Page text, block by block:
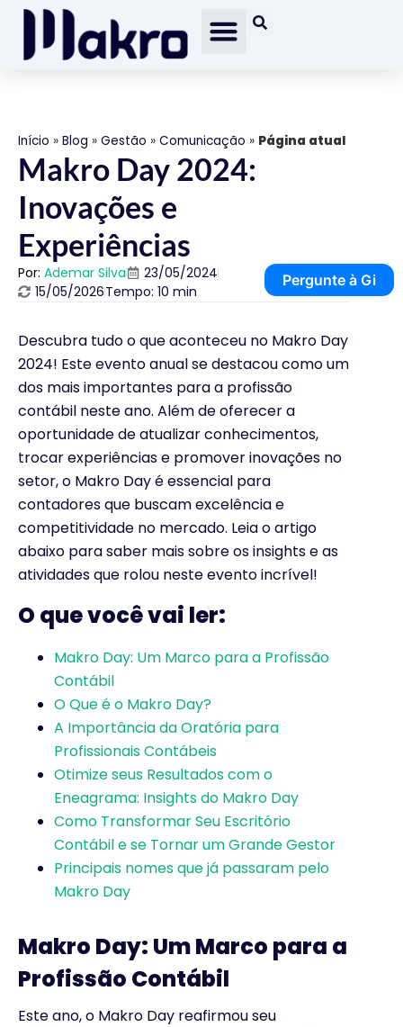
Início » Blog » Gestão » Comunicação » Página atual
Makro Day 2024:
Inovações e
Experiências
Por: Ademar Silva
23/05/2024
15/05/2026Tempo: 10 min
Pergunte à Gi
Descubra tudo o que aconteceu no Makro Day
2024! Este evento anual se destacou como um
dos mais importantes para a profissão
contábil neste ano. Além de oferecer a
oportunidade de atualizar conhecimentos,
trocar experiências e promover inovações no
setor, o Makro Day é essencial para
contadores que buscam excelência e
competitividade no mercado. Leia o artigo
abaixo para saber mais sobre os insights e as
atividades que rolou neste evento incrível!
O que você vai ler:
Makro Day: Um Marco para a Profissão
Contábil
O Que é o Makro Day?
A Importância da Oratória para
Profissionais Contábeis
Otimize seus Resultados com o
Eneagrama: Insights do Makro Day
Como Transformar Seu Escritório
Contábil e se Tornar um Grande Gestor
Principais nomes que já passaram pelo
Makro Day
Makro Day: Um Marco para a
Profissão Contábil
Este ano, o Makro Day reafirmou seu